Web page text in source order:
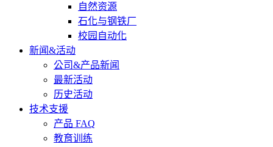
自然资源
石化与钢铁厂
校园自动化
新闻&活动
公司&产品新闻
最新活动
历史活动
技术支援
产品 FAQ
教育训练